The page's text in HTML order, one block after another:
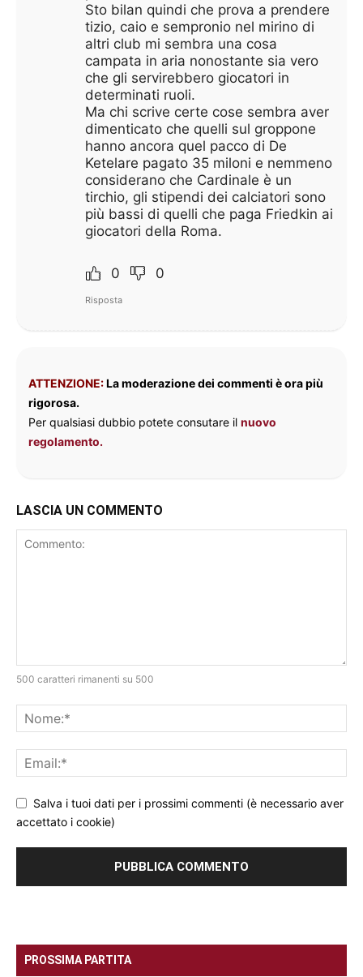
Sto bilan quindi che prova a prendere
tizio, caio e sempronio nel mirino di
altri club mi sembra una cosa
campata in aria nonostante sia vero
che gli servirebbero giocatori in
determinati ruoli.
Ma chi scrive certe cose sembra aver
dimenticato che quelli sul groppone
hanno ancora quel pacco di De
Ketelare pagato 35 miloni e nemmeno
considerano che Cardinale è un
tirchio, gli stipendi dei calciatori sono
più bassi di quelli che paga Friedkin ai
giocatori della Roma.
0 0
Risposta
ATTENZIONE:La moderazione dei commenti è ora più
rigorosa.
Per qualsiasi dubbio potete consutare il nuovo
regolamento.
LASCIA UN COMMENTO
500 caratteri rimanenti su 500
Salva i tuoi dati per i prossimi commenti (è necessario aver
accettato i cookie)
PROSSIMA PARTITA